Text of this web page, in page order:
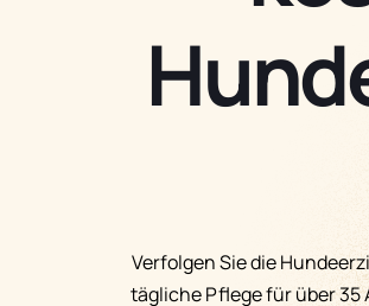
Verfolgen Sie die
tägliche Pflege für über 35